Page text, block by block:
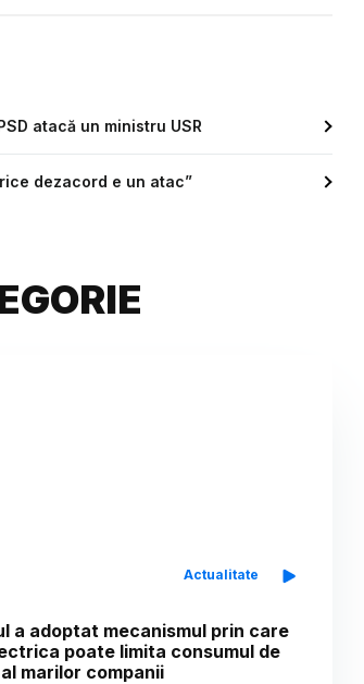
atacă un ministru USR
dezacord e un atac”
Actualitate
a adoptat mecanismul prin care
poate limita consumul de
marilor companii